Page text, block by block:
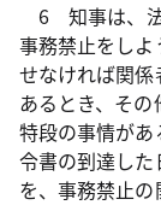
6 知事は、法
事務禁止をし
せなければ関
あるとき、そ
特段の事情が
令書の到達し
を、事務禁止の